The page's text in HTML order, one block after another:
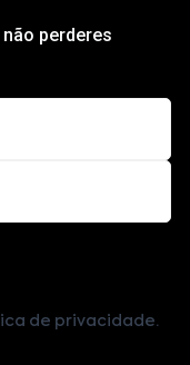
perderes
de privacidade.